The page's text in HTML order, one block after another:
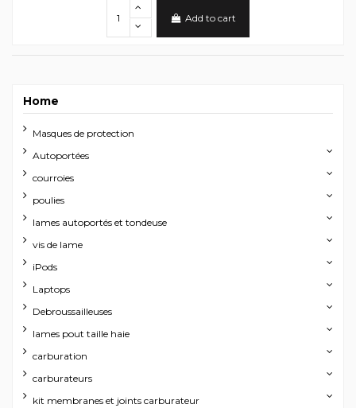
Add to cart
Home
Masques de protection
Autoportées
courroies
poulies
lames autoportés et tondeuse
vis de lame
iPods
Laptops
Debroussailleuses
lames pout taille haie
carburation
carburateurs
kit membranes et joints carburateur